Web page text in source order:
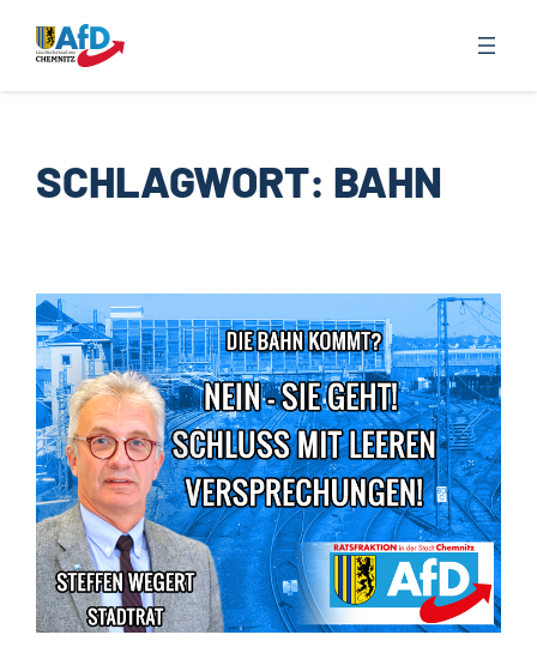
Inhalt
springen
SCHLAGWORT: BAHN